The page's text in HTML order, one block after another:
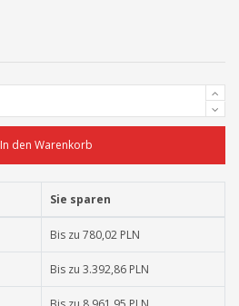
In den Warenkorb
Sie sparen
Bis zu 780,02 PLN
Bis zu 3.392,86 PLN